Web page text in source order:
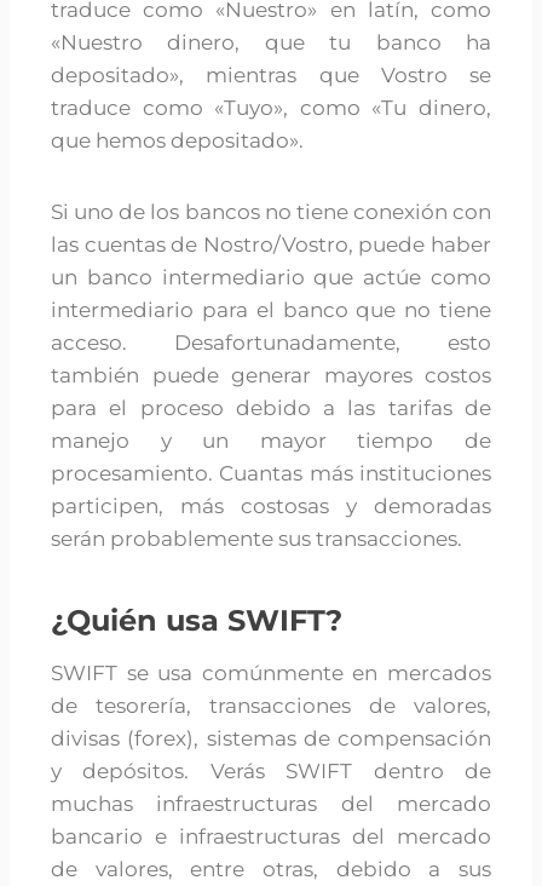
traduce como «Nuestro» en latín, como
«Nuestro dinero, que tu banco ha
depositado», mientras que Vostro se
traduce como «Tuyo», como «Tu dinero,
que hemos depositado».
Si uno de los bancos no tiene conexión con
las cuentas de Nostro/Vostro, puede haber
un banco intermediario que actúe como
intermediario para el banco que no tiene
acceso. Desafortunadamente, esto
también puede generar mayores costos
para el proceso debido a las tarifas de
manejo y un mayor tiempo de
procesamiento. Cuantas más instituciones
participen, más costosas y demoradas
serán probablemente sus transacciones.
¿Quién usa SWIFT?
SWIFT se usa comúnmente en mercados
de tesorería, transacciones de valores,
divisas (forex), sistemas de compensación
y depósitos. Verás SWIFT dentro de
muchas infraestructuras del mercado
bancario e infraestructuras del mercado
de valores, entre otras, debido a sus